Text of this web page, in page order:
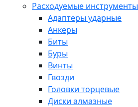
Расходуемые инструменты
Адаптеры ударные
Анкеры
Биты
Буры
Винты
Гвозди
Головки торцевые
Диски алмазные